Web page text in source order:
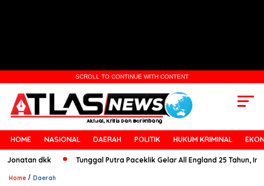
SCROLL TO CONTINUE WITH CONTENT
HOME NASIONAL DAERAH POLITIK HUKUM KRIMINAL
dkk Tunggal Putra Paceklik Gelar All England 25 Tahun, Ini
Home / Daerah